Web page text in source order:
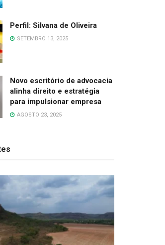
Perfil: Silvana de Oliveira
SETEMBRO 13, 2025
Novo escritório de advocacia
alinha direito e estratégia
para impulsionar empresa
AGOSTO 23, 2025